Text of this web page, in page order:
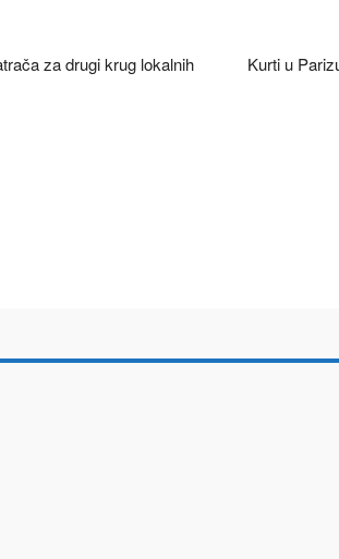
za drugi krug lokalnih
Kurti u